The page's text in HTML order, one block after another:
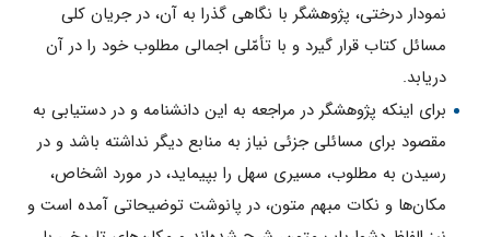
نمودار درختى، پژوهشگر با نگاهى گذرا به آن، در جریان کلى
مسائل کتاب قرار گیرد و با تأمّلى اجمالى مطلوب خود را در آن
دریابد.
براى اینکه پژوهشگر در مراجعه به این دانشنامه و در دستیابى به
مقصود براى مسائلى جزئى نیاز به منابع دیگر نداشته باشد و در
رسیدن به مطلوب، مسیرى سهل را بپیماید، در مورد اشخاص،
مکان‌ها و نکات مبهم متون، در پانوشت توضیحاتى آمده است و